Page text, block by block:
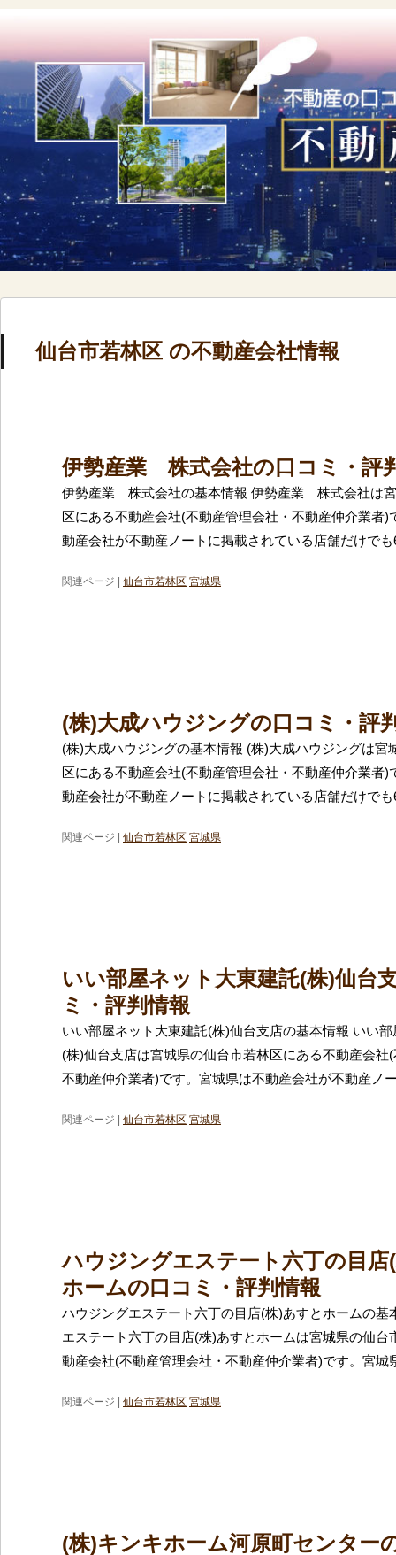
仙台市若林区 の不動産会社情報
伊勢産業 株式会社の口コミ・評
伊勢産業 株式会社の基本情報 伊勢産業 株式会社は
区にある不動産会社(不動産管理会社・不動産仲介業者)
動産会社が不動産ノートに掲載されている店舗だけで
関連ページ | 仙台市若林区 宮城県
(株)大成ハウジングの口コミ・評
(株)大成ハウジングの基本情報 (株)大成ハウジングは宮
区にある不動産会社(不動産管理会社・不動産仲介業者)
動産会社が不動産ノートに掲載されている店舗だけでも
関連ページ | 仙台市若林区 宮城県
いい部屋ネット大東建託(株)仙台
ミ・評判情報
いい部屋ネット大東建託(株)仙台支店の基本情報 いい
(株)仙台支店は宮城県の仙台市若林区にある不動産会社
不動産仲介業者)です。宮城県は不動産会社が不動産ノ
関連ページ | 仙台市若林区 宮城県
ハウジングエステート六丁の目店
ホームの口コミ・評判情報
ハウジングエステート六丁の目店(株)あすとホームの基
エステート六丁の目店(株)あすとホームは宮城県の仙台
動産会社(不動産管理会社・不動産仲介業者)です。宮城
関連ページ | 仙台市若林区 宮城県
(株)キンキホーム河原町センター